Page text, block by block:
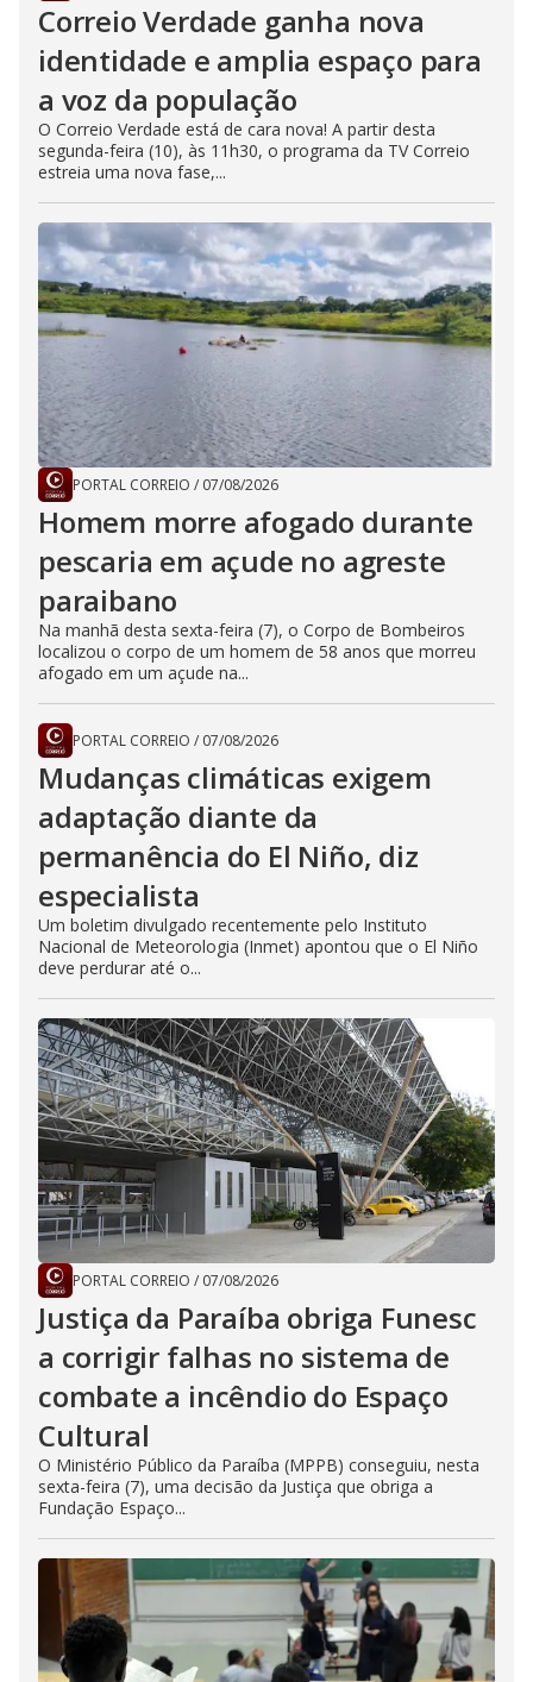
Correio Verdade ganha nova
identidade e amplia espaço para
a voz da população
O Correio Verdade está de cara nova! A partir desta
segunda-feira (10), às 11h30, o programa da TV Correio
estreia uma nova fase,...
PORTAL CORREIO / 07/08/2026
Homem morre afogado durante
pescaria em açude no agreste
paraibano
Na manhã desta sexta-feira (7), o Corpo de Bombeiros
localizou o corpo de um homem de 58 anos que morreu
afogado em um açude na...
PORTAL CORREIO / 07/08/2026
Mudanças climáticas exigem
adaptação diante da
permanência do El Niño, diz
especialista
Um boletim divulgado recentemente pelo Instituto
Nacional de Meteorologia (Inmet) apontou que o El Niño
deve perdurar até o...
PORTAL CORREIO / 07/08/2026
Justiça da Paraíba obriga Funesc
a corrigir falhas no sistema de
combate a incêndio do Espaço
Cultural
O Ministério Público da Paraíba (MPPB) conseguiu, nesta
sexta-feira (7), uma decisão da Justiça que obriga a
Fundação Espaço...